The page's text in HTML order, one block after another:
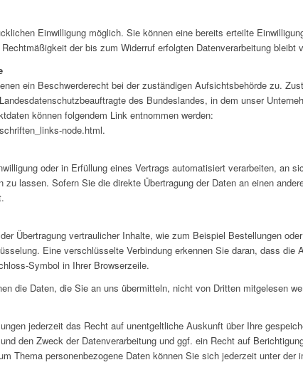
Einwilligung möglich. Sie können eine bereits erteilte
der bis zum Widerruf erfolgten Datenverarbeitung bleibt
ein Beschwerderecht bei der zuständigen Aufsichtsbehörde zu.
des Bundeslandes, in dem unser
können folgendem Link entnommen werden:
node.html.
oder in Erfüllung eines Vertrags automatisiert verarbeiten, an
lassen. Sofern Sie die direkte Übertragung der Daten an einen
Übertragung vertraulicher Inhalte, wie zum Beispiel Bestellungen
Eine verschlüsselte Verbindung erkennen Sie daran, dass die
Symbol in Ihrer Browserzeile.
die Daten, die Sie an uns übermitteln, nicht von Dritten mitgelesen
jederzeit das Recht auf unentgeltliche Auskunft über Ihre
den Zweck der Datenverarbeitung und ggf. ein Recht auf
Thema personenbezogene Daten können Sie sich jederzeit unter der